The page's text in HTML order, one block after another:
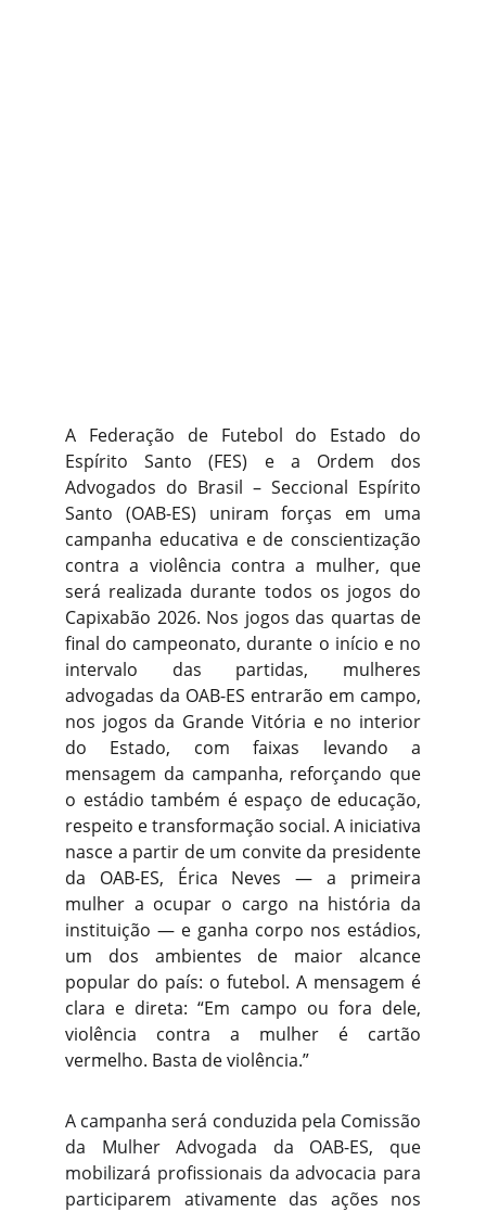
A Federação de Futebol do Estado do
Espírito Santo (FES) e a Ordem dos
Advogados do Brasil – Seccional Espírito
Santo (OAB-ES) uniram forças em uma
campanha educativa e de conscientização
contra a violência contra a mulher, que
será realizada durante todos os jogos do
Capixabão 2026. Nos jogos das quartas de
final do campeonato, durante o início e no
intervalo das partidas, mulheres
advogadas da OAB-ES entrarão em campo,
nos jogos da Grande Vitória e no interior
do Estado, com faixas levando a
mensagem da campanha, reforçando que
o estádio também é espaço de educação,
respeito e transformação social. A iniciativa
nasce a partir de um convite da presidente
da OAB-ES, Érica Neves — a primeira
mulher a ocupar o cargo na história da
instituição — e ganha corpo nos estádios,
um dos ambientes de maior alcance
popular do país: o futebol. A mensagem é
clara e direta: “Em campo ou fora dele,
violência contra a mulher é cartão
vermelho. Basta de violência.”
A campanha será conduzida pela Comissão
da Mulher Advogada da OAB-ES, que
mobilizará profissionais da advocacia para
participarem ativamente das ações nos